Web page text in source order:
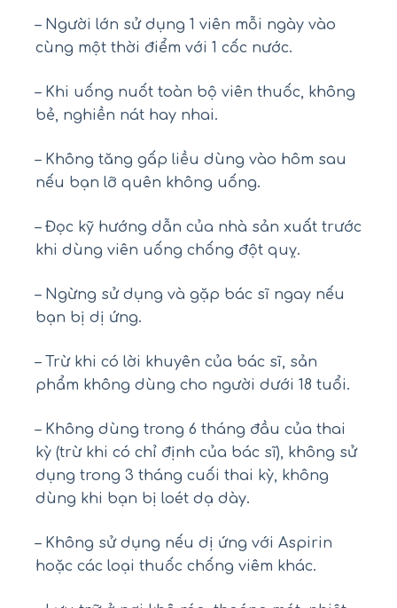
– Người lớn sử dụng 1 viên mỗi ngày vào
cùng một thời điểm với 1 cốc nước.
– Khi uống nuốt toàn bộ viên thuốc, không
bẻ, nghiền nát hay nhai.
– Không tăng gấp liều dùng vào hôm sau
nếu bạn lỡ quên không uống.
– Đọc kỹ hướng dẫn của nhà sản xuất trước
khi dùng viên uống chống đột quỵ.
– Ngừng sử dụng và gặp bác sĩ ngay nếu
bạn bị dị ứng.
– Trừ khi có lời khuyên của bác sĩ, sản
phẩm không dùng cho người dưới 18 tuổi.
– Không dùng trong 6 tháng đầu của thai
kỳ (trừ khi có chỉ định của bác sĩ), không sử
dụng trong 3 tháng cuối thai kỳ, không
dùng khi bạn bị loét dạ dày.
– Không sử dụng nếu dị ứng với Aspirin
hoặc các loại thuốc chống viêm khác.